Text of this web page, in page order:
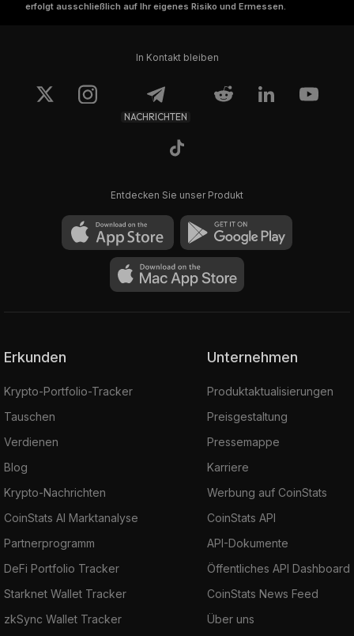
erfolgt ausschließlich auf Ihr eigenes Risiko und Ermessen.
In Kontakt bleiben
NACHRICHTEN
Entdecken Sie unser Produkt
Erkunden
Krypto-Portfolio-Tracker
Tauschen
Verdienen
Blog
Krypto-Nachrichten
CoinStats AI Marktanalyse
Partnerprogramm
DeFi Portfolio Tracker
Starknet Wallet Tracker
zkSync Wallet Tracker
Unternehmen
Produktaktualisierungen
Preisgestaltung
Pressemappe
Karriere
Werbung auf CoinStats
CoinStats API
API-Dokumente
Öffentliches API Dashboard
CoinStats News Feed
Über uns